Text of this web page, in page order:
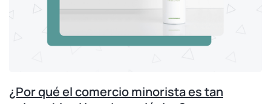
¿Por qué el comercio minorista es tan